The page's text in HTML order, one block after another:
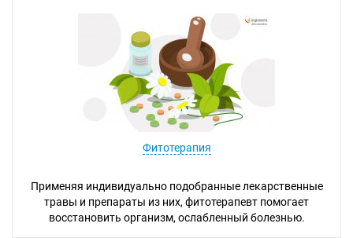
Фитотерапия
Применяя индивидуально подобранные лекарственные
травы и препараты из них, фитотерапевт помогает
восстановить организм, ослабленный болезнью.